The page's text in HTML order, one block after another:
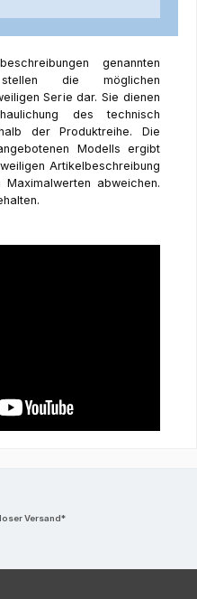
genannten
die möglichen
Serie dar. Sie dienen
des technisch
der Produktreihe. Die
Modells ergibt
Artikelbeschreibung
abweichen.
Versand*